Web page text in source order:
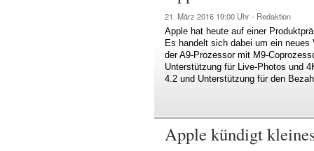
21. März 2016 19:00 Uhr - Redaktion
Apple hat heute auf einer
Es handelt sich dabei um ein
der A9-Prozessor mit M9-
Unterstützung für Live-Photos und
4.2 und Unterstützung für den
Apple kündigt